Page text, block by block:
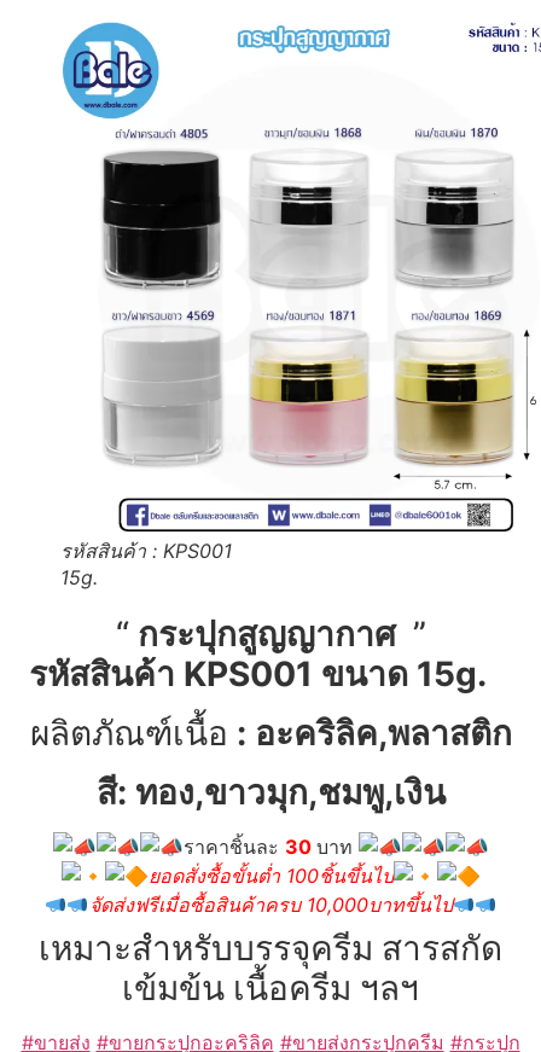
รหัสสินค้า : KPS001
15g.
“ กระปุกสูญญากาศ ”
รหัสสินค้า KPS001 ขนาด 15g.
ผลิตภัณฑ์เนื้อ : อะคริลิค,พลาสติก
สี: ทอง,ขาวมุก,ชมพู,เงิน
ราคาชิ้นละ 30 บาท
ยอดสั่งซื้อขั้นต่ำ 100ชิ้นขึ้นไป
จัดส่งฟรีเมื่อซื้อสินค้าครบ 10,000บาทขึ้นไป
เหมาะสำหรับบรรจุครีม สารสกัด
เข้มข้น เนื้อครีม ฯลฯ
#ขายส่ง #ขายกระปุกอะคริลิค #ขายส่งกระปุกครีม #กระปุก